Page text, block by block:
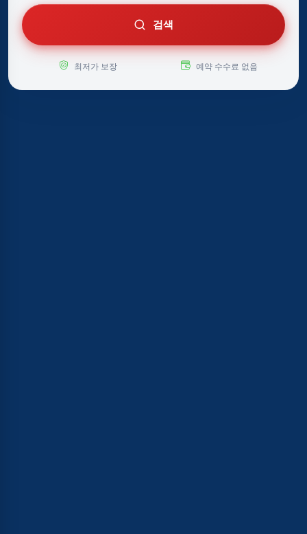
검색
최저가 보장 예약 수수료 없음